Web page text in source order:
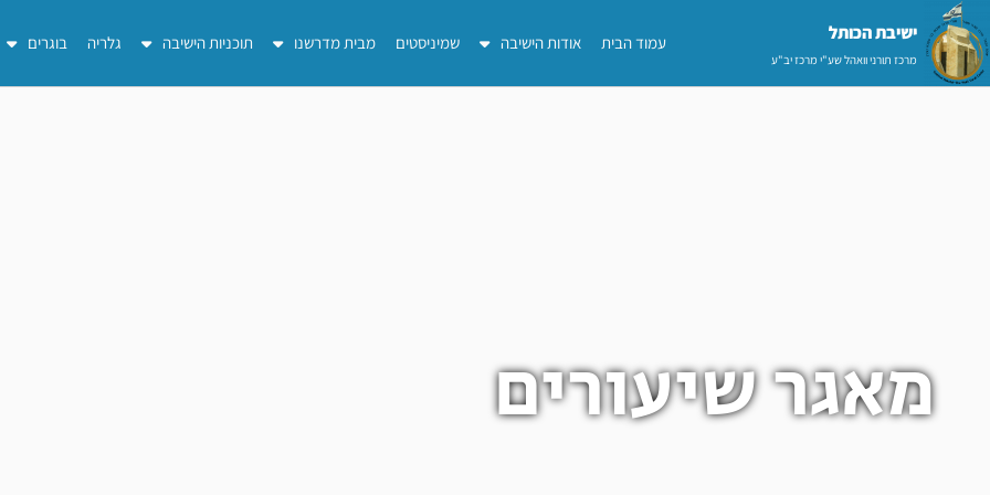
דילוג
לתוכן
ישיבת הכותל​
מרכז תורני וואהל שע"י מרכז יב"ע
עמוד הבית אודות הישיבה שמיניסטים מבית מדרשנו תוכניות הישיבה גלריה בוגרים
מאגר שיעורים